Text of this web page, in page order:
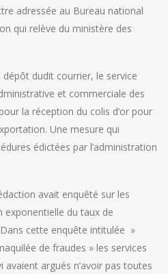
adressée au Bureau national
qui relève du ministère des
dépôt dudit courrier, le service
et commerciale des
la réception du colis d’or pour
Une mesure qui
édictées par l’administration
avait enquêté sur les
exponentielle du taux de
cette enquête intitulée »
de fraudes » les services
avaient argués n’avoir pas toutes